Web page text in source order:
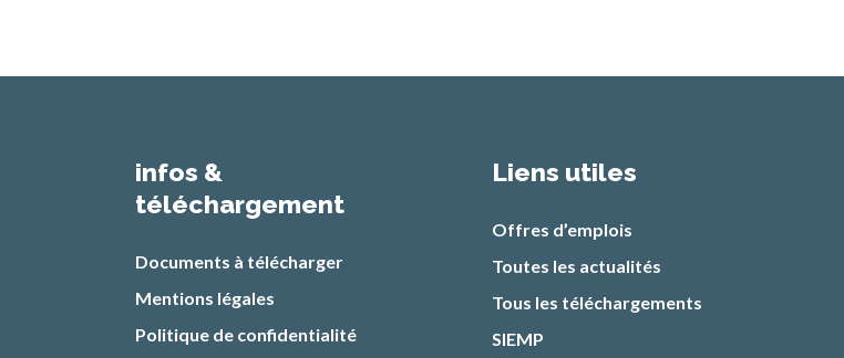
infos &
téléchargement
Documents à télécharger
Mentions légales
Politique de confidentialité
Liens utiles
Offres d’emplois
Toutes les actualités
Tous les téléchargements
SIEMP